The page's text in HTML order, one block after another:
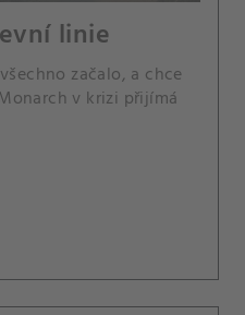
linie
začalo, a chce
v krizi přijímá